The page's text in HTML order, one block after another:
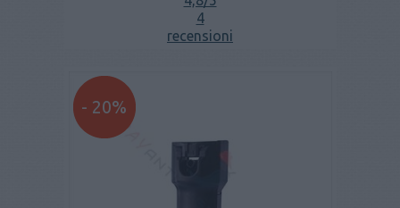
4
recensioni
- 20%